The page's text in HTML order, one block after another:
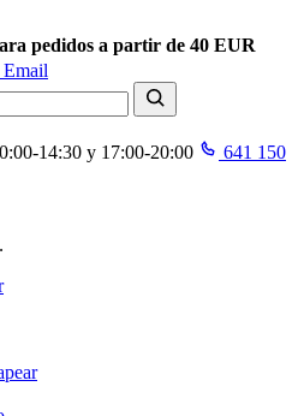
pedidos a partir de 40 EUR
Email
14:30 y 17:00-20:00
641 150